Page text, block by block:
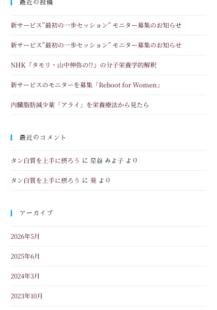
最近の投稿
新サービス”最初の一歩セッション” モニター募集のお知らせ
新サービス”最初の一歩セッション” モニター募集のお知らせ
NHK『タモリ・山中伸弥の!?』の分子栄養学的解釈
新サービスのモニターを募集「Reboot for Women」
内臓脂肪減少薬「アライ」を栄養療法から見たら
最近のコメント
タン白質を上手に摂ろう に 星谷 みよ子 より
タン白質を上手に摂ろう に葵 より
アーカイブ
2026年5月
2025年6月
2024年3月
2023年10月